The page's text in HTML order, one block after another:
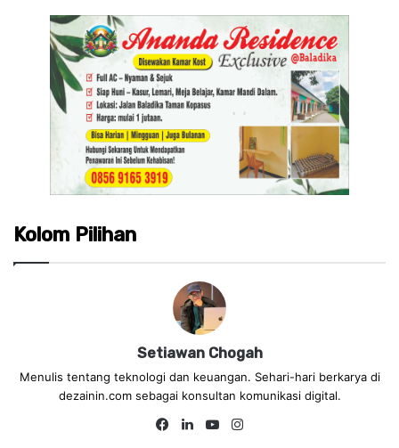
Kolom Pilihan
Setiawan Chogah
Menulis tentang teknologi dan keuangan. Sehari-hari berkarya di
dezainin.com sebagai konsultan komunikasi digital.
Fa
Lin
Yo